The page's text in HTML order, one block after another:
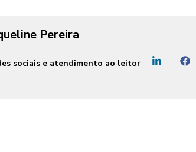
Pereira
sociais e atendimento ao leitor